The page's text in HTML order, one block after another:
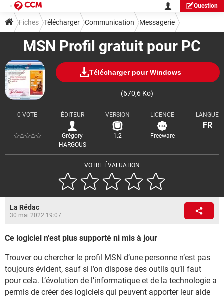
Question
MSN Profil gratuit pour PC
Télécharger pour Windows
(670,6 Ko)
VOTRE ÉVALUATION
0 VOTE ÉDITEUR
Grégory
HARGOUS
VERSION
1.2
LICENCE
Freeware
LANGUE
FR
Fiches Télécharger Communication Messagerie
La Rédac
30 mai 2022 19:07
Ce logiciel n'est plus supporté ni mis à jour
Trouver ou chercher le profil MSN d’une personne n’est pas
toujours évident, sauf si l’on dispose des outils qu’il faut
pour cela. L’évolution de l’informatique et de la technologie a
permis de créer des logiciels qui peuvent apporter leur aide